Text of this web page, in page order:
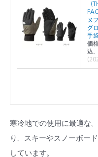
（
ヌ
グ
手
価
込
寒冷地での使用に最適な
り、スキーやスノーボー
しています。